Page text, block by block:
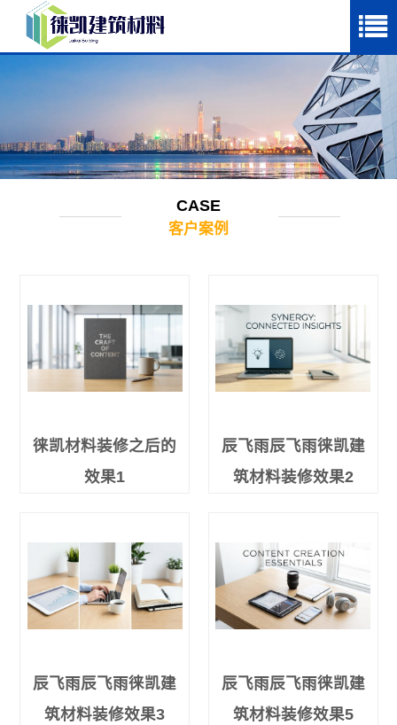
CASE
客户案例
徕凯材料装修之后的
效果1
辰飞雨辰飞雨徕凯建
筑材料装修效果2
辰飞雨辰飞雨徕凯建
筑材料装修效果3
辰飞雨辰飞雨徕凯建
筑材料装修效果5